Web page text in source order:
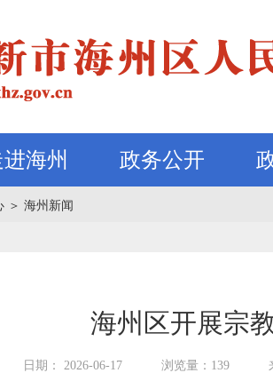
海州 政务公开
＞ 海州新闻
海州区开展宗
日期： 2026-06-17 浏览量：139